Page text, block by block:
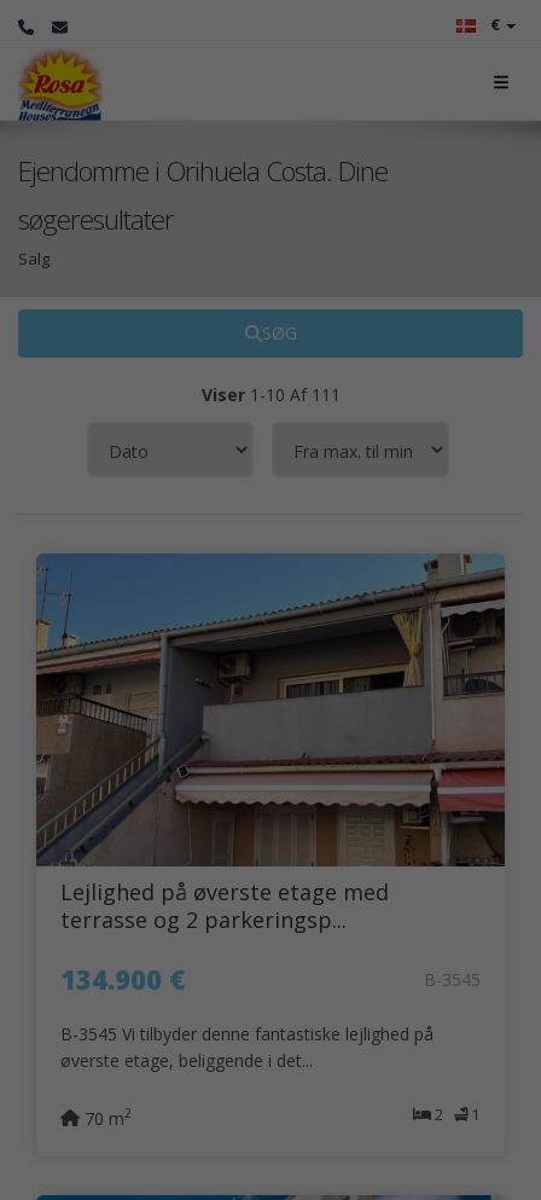
€
Ejendomme i Orihuela Costa. Dine
søgeresultater
Salg
SØG
Viser1-10 Af 111
Lejlighed på øverste etage med
terrasse og 2 parkeringsp...
134.900 € B-3545
B-3545 Vi tilbyder denne fantastiske lejlighed på
øverste etage, beliggende i det...
2 1
70 m2